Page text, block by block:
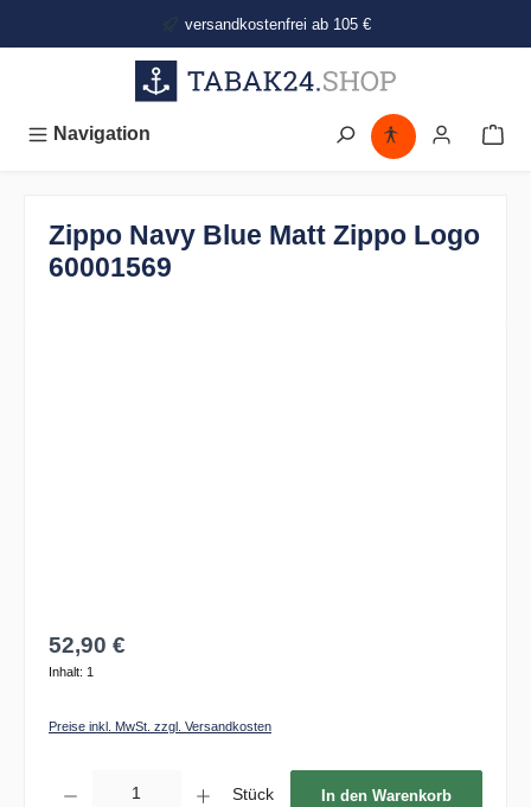
versandkostenfrei ab 105 €
Navigation
Zippo Navy Blue Matt Zippo Logo
60001569
52,90 €
Inhalt: 1
Preise inkl. MwSt. zzgl. Versandkosten
Stück In den Warenkorb